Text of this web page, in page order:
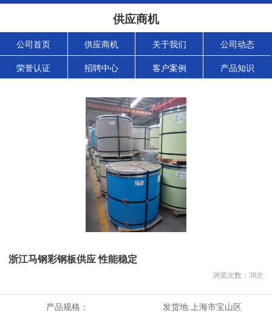
供应商机
公司首页 供应商机 关于我们 公司动态
荣誉认证 招聘中心 客户案例 产品知识
浙江马钢彩钢板供应 性能稳定
浏览次数： 38次
产品规格： 发货地: 上海市宝山区